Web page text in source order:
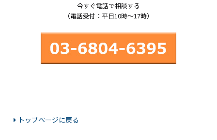
今すぐ電話で相談する
（電話受付：平日10時～17時）
トップページに戻る